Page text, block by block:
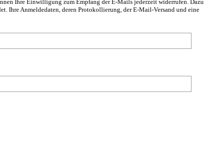
Ihre Einwilligung zum Empfang der E-Mails jederzeit widerrufen. Dazu
Ihre Anmeldedaten, deren Protokollierung, der E-Mail-Versand und eine